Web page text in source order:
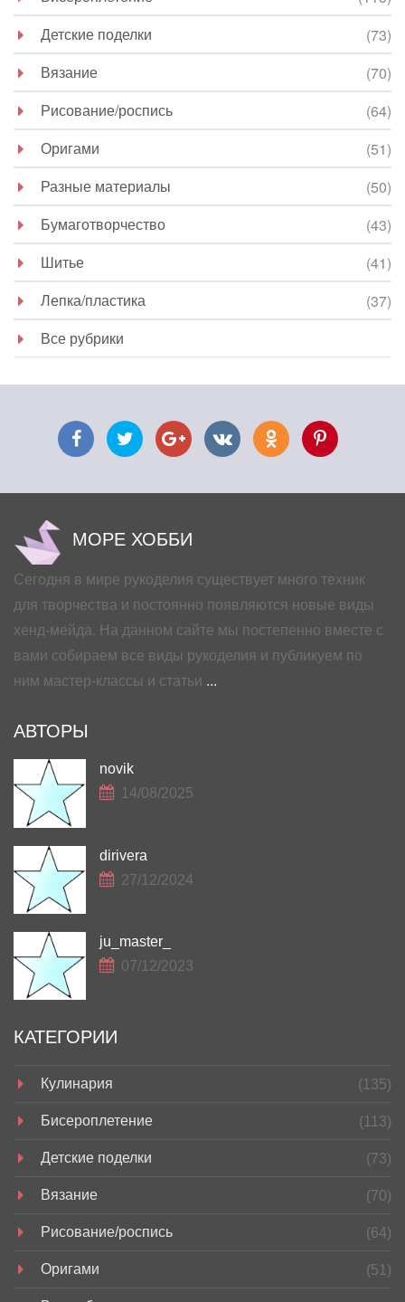
Детские поделки
(73)
Вязание
(70)
Рисование/роспись
(64)
Оригами
(51)
Разные материалы
(50)
Бумаготворчество
(43)
Шитье
(41)
Лепка/пластика
(37)
Все рубрики
МОРЕ ХОББИ
Сегодня в мире рукоделия существует много техник
для творчества и постоянно появляются новые виды
хенд-мейда. На данном сайте мы постепенно вместе с
вами собираем все виды рукоделия и публикуем по
ним мастер-классы и статьи ...
АВТОРЫ
novik
14/08/2025
dirivera
27/12/2024
ju_master_
07/12/2023
КАТЕГОРИИ
Кулинария (135)
Бисероплетение (113)
Детские поделки (73)
Вязание (70)
Рисование/роспись (64)
Оригами (51)